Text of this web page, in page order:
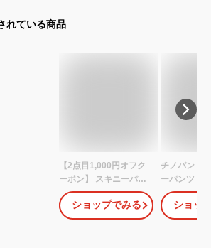
れている商品
【2点目1,000円オフク
ーポン】 スキニーパン
ツ メンズ スキニー メン
ズファッション カラー
パンツ スリムパンツ ス
ショップでみる
チノパン メ
ーパンツ カ
スリムパン
ゴルフパン
トレッチ ア
ショッ